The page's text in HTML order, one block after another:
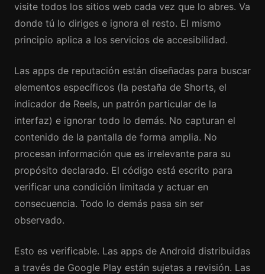
visite todos los sitios web cada vez que lo abres. Va
donde tú lo diriges e ignora el resto. El mismo
principio aplica a los servicios de accesibilidad.
Las apps de reputación están diseñadas para buscar
elementos específicos (la pestaña de Shorts, el
indicador de Reels, un patrón particular de la
interfaz) e ignorar todo lo demás. No capturan el
contenido de la pantalla de forma amplia. No
procesan información que es irrelevante para su
propósito declarado. El código está escrito para
verificar una condición limitada y actuar en
consecuencia. Todo lo demás pasa sin ser
observado.
Esto es verificable. Las apps de Android distribuidas
a través de Google Play están sujetas a revisión. Las